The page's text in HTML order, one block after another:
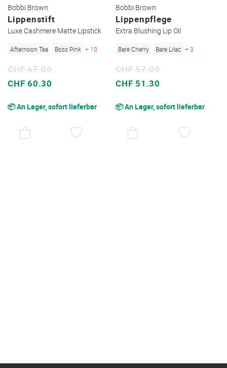
Bobbi Brown
Lippenstift
Luxe Cashmere Matte Lipstick
Afternoon Tea Boss Pink + 10
Sonderpreis
CHF 60.30
CHF 67.00
📦 An Lager, sofort lieferbar
Bobbi Brown
Lippenpflege
Extra Blushing Lip Oil
Bare Cherry Bare Lilac + 3
Sonderpreis
CHF 51.30
CHF 57.00
📦 An Lager, sofort lieferbar